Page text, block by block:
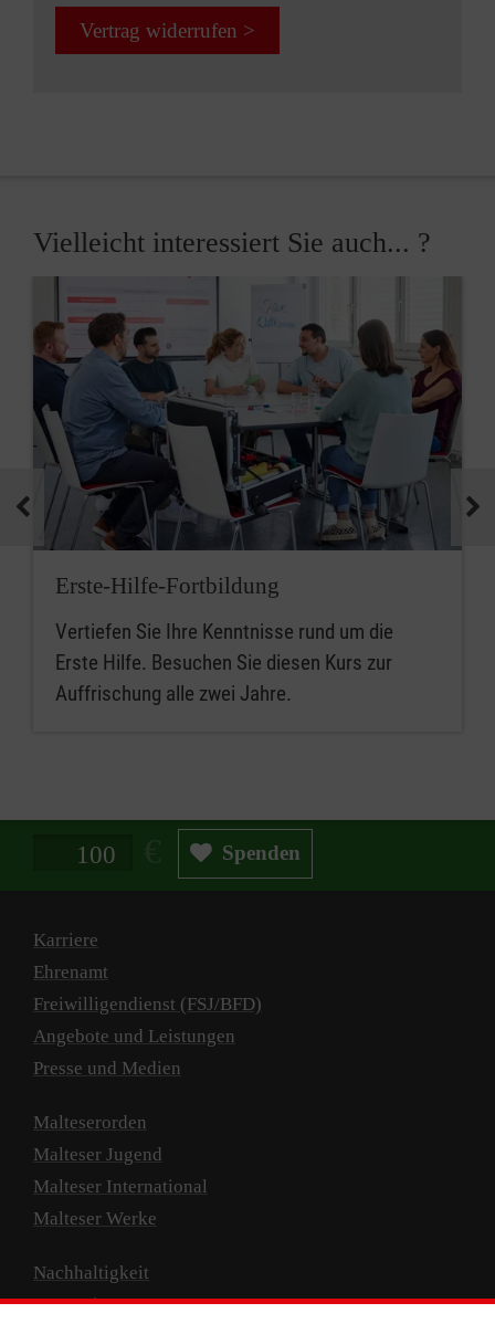
Vertrag widerrufen >
Vielleicht interessiert Sie auch... ?
Erste-Hilfe-Fortbildung
Vertiefen Sie Ihre Kenntnisse rund um die
Erste Hilfe. Besuchen Sie diesen Kurs zur
Auffrischung alle zwei Jahre.
Spendenbetrag in Euro Spenden
Karriere
Ehrenamt
Freiwilligendienst (FSJ/BFD)
Angebote und Leistungen
Presse und Medien
Malteserorden
Malteser Jugend
Malteser International
Malteser Werke
Nachhaltigkeit
Prävention